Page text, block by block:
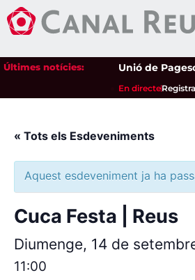
Últimes notícies: Unió de
En directe
« Tots els Esdeveniments
Aquest esdeveniment ja ha
Cuca Festa | Reus
Diumenge, 14 de
11:00